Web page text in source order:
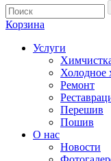
Корзина
Услуги
Холодное
Ремонт
Перешив
Пошив
О нас
Новости